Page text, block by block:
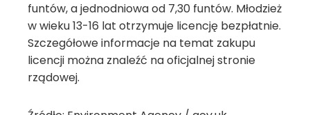
funtów, a jednodniowa od 7,30 funtów. Młodzież
w wieku 13-16 lat otrzymuje licencję bezpłatnie.
Szczegółowe informacje na temat zakupu
licencji można znaleźć na oficjalnej stronie
rządowej.